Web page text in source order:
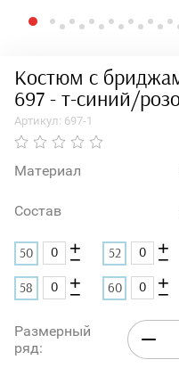
Костюм с
697 - т-синий/
Артикул: 697-1
Материал
Состав
50 −
+ 52 −
+
58 −
+ 60 −
+
Размерный
ряд: